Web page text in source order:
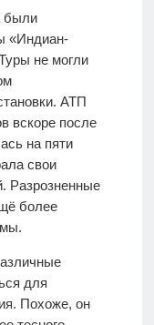
были
«Индиан-
не могли
АТП
вскоре после
на пяти
свои
Разрозненные
более
для
Похоже, он